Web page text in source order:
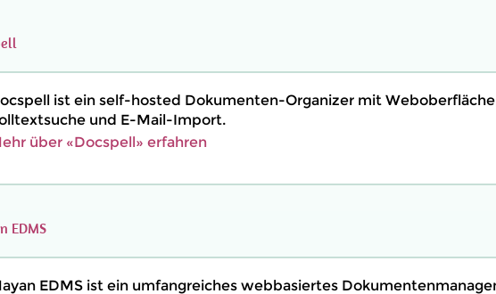
ist ein self-hosted Dokumenten-Organizer mit
und E-Mail-Import.
über «Docspell» erfahren
EDMS
EDMS ist ein umfangreiches webbasiertes